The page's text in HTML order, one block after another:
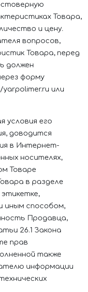
Товара,
и цену.
вопросов,
Товара, перед
должен
форму
или
условия его
доводится
в Интернет-
носителях,
Товаре
в разделе
этикетке,
иным способом,
Продавца,
26.1 Закона
прав
также
информации